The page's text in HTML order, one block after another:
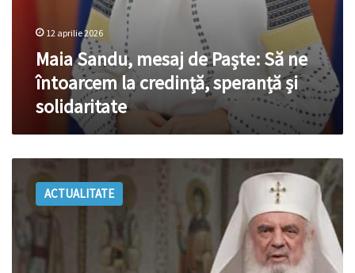
12 aprilie 2026
Maia Sandu, mesaj de Paște: Să ne
întoarcem la credință, speranță și
solidaritate
Patriarhul
Daniel
Paști:
ACTUALITATE